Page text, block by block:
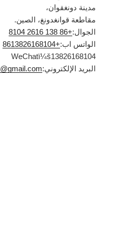
مدينة دونغقوان،
مقاطعة قوانغدونغ، الصين.
الجوال:+86 138 2616 8104
الواتس اب:+8613826168104
WeChatï¼š13826168104
البريد الإلكتروني: